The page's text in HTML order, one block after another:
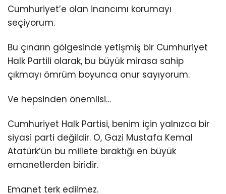
Cumhuriyet’e olan inancımı korumayı
seçiyorum.
Bu çınarın gölgesinde yetişmiş bir Cumhuriyet
Halk Partili olarak, bu büyük mirasa sahip
çıkmayı ömrüm boyunca onur sayıyorum.
Ve hepsinden önemlisi…
Cumhuriyet Halk Partisi, benim için yalnızca bir
siyasi parti değildir. O, Gazi Mustafa Kemal
Atatürk’ün bu millete bıraktığı en büyük
emanetlerden biridir.
Emanet terk edilmez.